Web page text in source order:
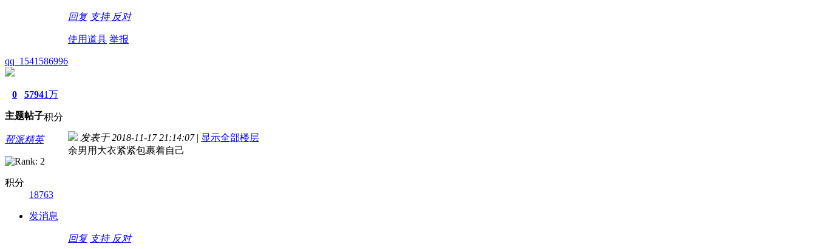
回复 支持 反对
使用道具 举报
qq_1541586996
0
主题
5794
帖子
1万
积分
帮派精英
积分
18763
发消息
发表于 2018-11-17 21:14:07 | 显示全部楼层
余男用大衣紧紧包裹着自己
回复 支持 反对